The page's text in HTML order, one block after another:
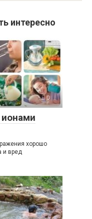
интересно
0
хорошо
и вред